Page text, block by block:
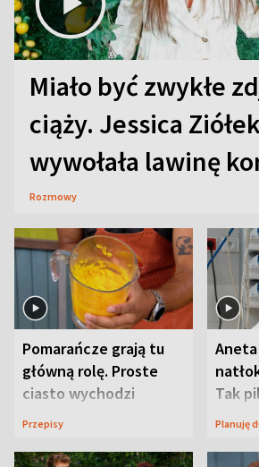
Miało być zwykłe
ciąży. Jessica
wywołała lawinę
Rozmowy
Pomarańcze grają tu
główną rolę. Proste
ciasto wychodzi
wyjątkowo wilgotne
Przepisy
Tak
wizyt
Planuję